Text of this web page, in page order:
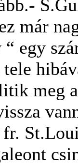
már
“ egy
meg
fr.